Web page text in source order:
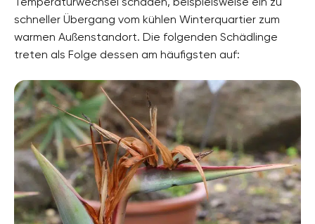
schneller Übergang vom kühlen Winterquartier zum
warmen Außenstandort. Die folgenden Schädlinge
treten als Folge dessen am häufigsten auf: